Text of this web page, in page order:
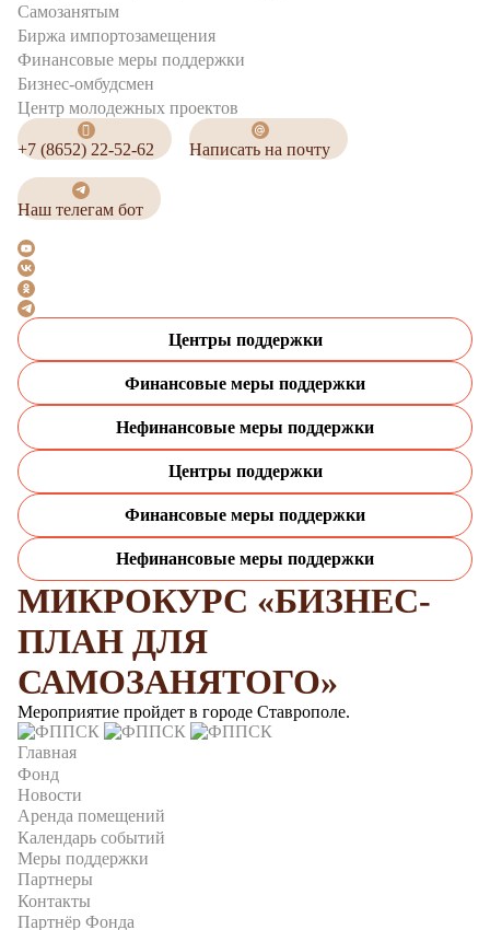
Cамозанятым
Биржа импортозамещения
Финансовые меры поддержки
Бизнес-омбудсмен
Центр молодежных проектов
+7 (8652) 22-52-62 Написать на почту
Наш телегам бот
Центры поддержки
Финансовые меры поддержки
Нефинансовые меры поддержки
Центры поддержки
Финансовые меры поддержки
Нефинансовые меры поддержки
МИКРОКУРС «БИЗНЕС-
ПЛАН ДЛЯ
САМОЗАНЯТОГО»
Мероприятие пройдет в городе Ставрополе.
Главная
Фонд
Новости
Аренда помещений
Календарь событий
Меры поддержки
Партнеры
Контакты
Партнёр Фонда